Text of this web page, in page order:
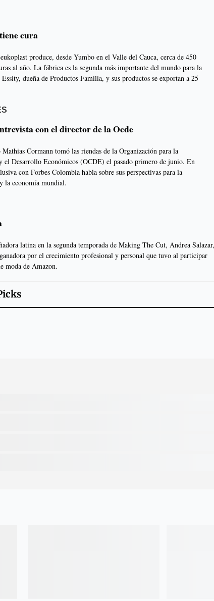
cura
produce, desde Yumbo en el Valle del Cauca, cerca de 450
al año. La fábrica es la segunda más importante del mundo para la
dueña de Productos Familia, y sus productos se exportan a 25
con el director de la Ocde
Cormann tomó las riendas de la Organización para la
el Desarrollo Económicos (OCDE) el pasado primero de junio. En
con Forbes Colombia habla sobre sus perspectivas para la
la economía mundial.
latina en la segunda temporada de Making The Cut, Andrea Salazar,
por el crecimiento profesional y personal que tuvo al participar
moda de Amazon.